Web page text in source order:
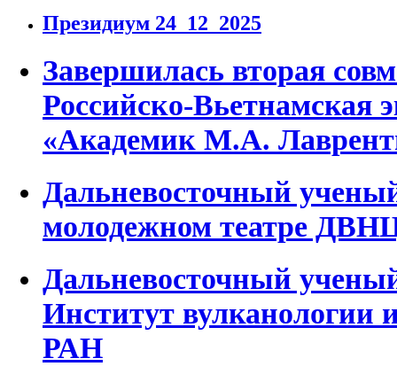
Президиум 24_12_2025
Завершилась вторая
Российско-Вьетнамская
«Академик М.А.
Дальневосточный
молодежном театре
Дальневосточный
Институт вулканологии
РАН